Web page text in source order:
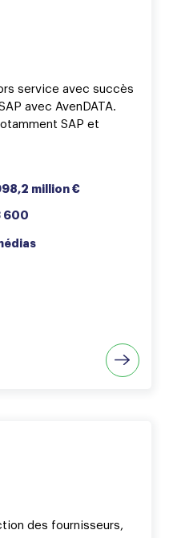
service avec succès
avec AvenDATA.
SAP et
million €
600
des fournisseurs,